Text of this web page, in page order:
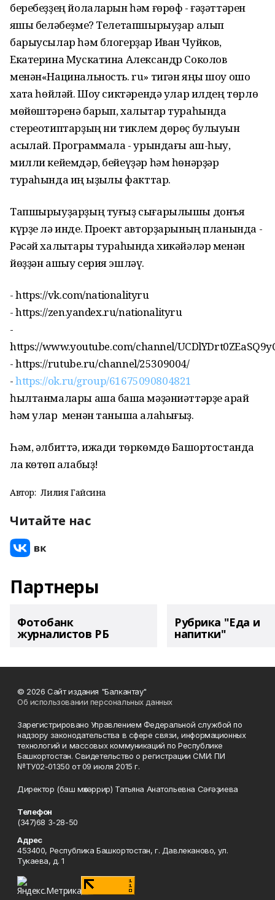
беребеҙҙең йолаларын һәм ғөрөф - ғәҙәттәрен
яҡшы беләбеҙме? Телетапшырыуҙар алып
барыусылар һәм блогерҙар Иван Чуйков,
Екатерина Мускатина Александр Соколов
менән«Нацинальность. ru» тигән яңы шоу ошо
хаҡта һөйләй. Шоу сиктәрендә улар илдең төрлө
мөйөштәренә барып, халыҡтар тураһында
стереотиптарҙың ни тиклем дөрөҫ булыуын
асыҡлай. Программала - урындағы аш-һыу,
милли кейемдәр, бейеүҙәр һәм һөнәрҙәр
тураһында иң ҡыҙыҡлы факттар.
Тапшырыуҙарҙың туғыҙ сығарылышы донъя
күрҙе лә инде. Проект авторҙарының планында -
Рәсәй халыҡтары тураһында хикәйәләр менән
йөҙҙән ашыу серия эшләү.
- https://vk.com/nationalityru
- https://zen.yandex.ru/nationalityru
-
https://www.youtube.com/channel/
- https://rutube.ru/channel/25309004/
-https://ok.ru/group/61675090804821
һылтанмалары аша башҡа мәҙәниәттәрҙе ҡарай
һәм улар менән таныша алаһығыҙ.
Һәм, әлбиттә, ижади төркөмдө Башҡортостанда
ла көтөп ҡалабыҙ!
Автор: Лилия Гайсина
Читайте нас
Партнеры
Фотобанк
журналистов РБ
Рубрика "Еда и
напитки"
© 2026 Сайт издания "Балкантау"
Об использовании персональных данных
Зарегистрировано Управлением Федеральной службой по
надзору законодательства в сфере связи, информационных
технологий и массовых коммуникаций по Республике
Башкортостан. Свидетельство о регистрации СМИ: ПИ
№ТУ02-01350 от 09 июля 2015 г.
Директор (баш мөхәррир) Татьяна Анатольевна Сәғәҙиева
Телефон
(347)68 3-28-50
Адрес
453400, Республика Башкортостан, г. Давлеканово, ул.
Тукаева, д. 1